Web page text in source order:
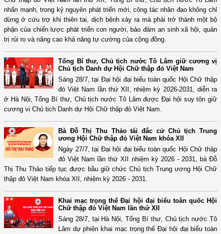
nhấn mạnh, trong kỷ nguyên phát triển mới, công tác nhân đạo không chỉ
dừng ở cứu trợ khi thiên tai, dịch bệnh xảy ra mà phải trở thành một bộ
phận của chiến lược phát triển con người, bảo đảm an sinh xã hội, quản
trị rủi ro và nâng cao khả năng tự cường của cộng đồng.
Tổng Bí thư, Chủ tịch nước Tô Lâm giữ cương vị
Chủ tịch Danh dự Hội Chữ thập đỏ Việt Nam
Sáng 28/7, tại Đại hội đại biểu toàn quốc Hội Chữ thập
đỏ Việt Nam lần thứ XII, nhiệm kỳ 2026-2031, diễn ra
ở Hà Nội, Tổng Bí thư, Chủ tịch nước Tô Lâm được Đại hội suy tôn giữ
cương vị Chủ tịch Danh dự Hội Chữ thập đỏ Việt Nam.
Bà Đỗ Thị Thu Thảo tái đắc cử Chủ tịch Trung
ương Hội Chữ thập đỏ Việt Nam khóa XII
Ngày 27/7, tại Đại hội đại biểu toàn quốc Hội Chữ thập
đỏ Việt Nam lần thứ XII nhiệm kỳ 2026 - 2031, bà Đỗ
Thị Thu Thảo tiếp tục được bầu giữ chức Chủ tịch Trung ương Hội Chữ
thập đỏ Việt Nam khóa XII, nhiệm kỳ 2026 - 2031.
Khai mạc trọng thể Đại hội đại biểu toàn quốc Hội
Chữ thập đỏ Việt Nam lần thứ XII
Sáng 28/7, tại Hà Nội, Tổng Bí thư, Chủ tịch nước Tô
Lâm dự phiên khai mạc trọng thể Đại hội đại biểu toàn